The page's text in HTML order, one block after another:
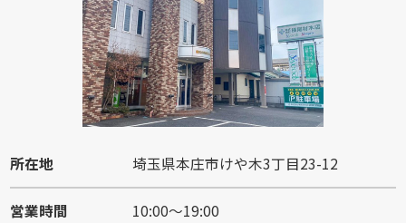
所在地 埼玉県本庄市けや木3丁目23-12
営業時間 10:00～19:00